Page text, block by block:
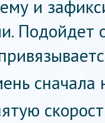
и
Подойдет
сначала